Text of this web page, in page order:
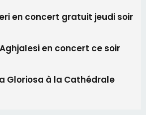
en concert gratuit jeudi soir
en concert ce soir
Gloriosa à la Cathédrale